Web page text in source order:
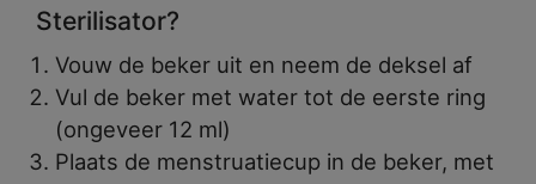
Sterilisator?
Vouw de beker uit en neem de deksel af
Vul de beker met water tot de eerste ring
(ongeveer 12 ml)
Plaats de menstruatiecup in de beker, met